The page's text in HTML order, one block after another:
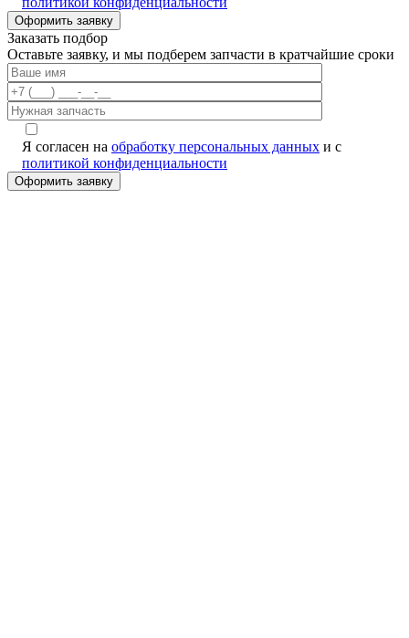
Заказать подбор
Оставьте заявку, и мы подберем запчасти в кратчайшие сроки
Я согласен на обработку персональных данных и с
политикой конфиденциальности